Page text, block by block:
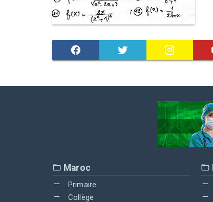
Maroc
Primaire
Collège